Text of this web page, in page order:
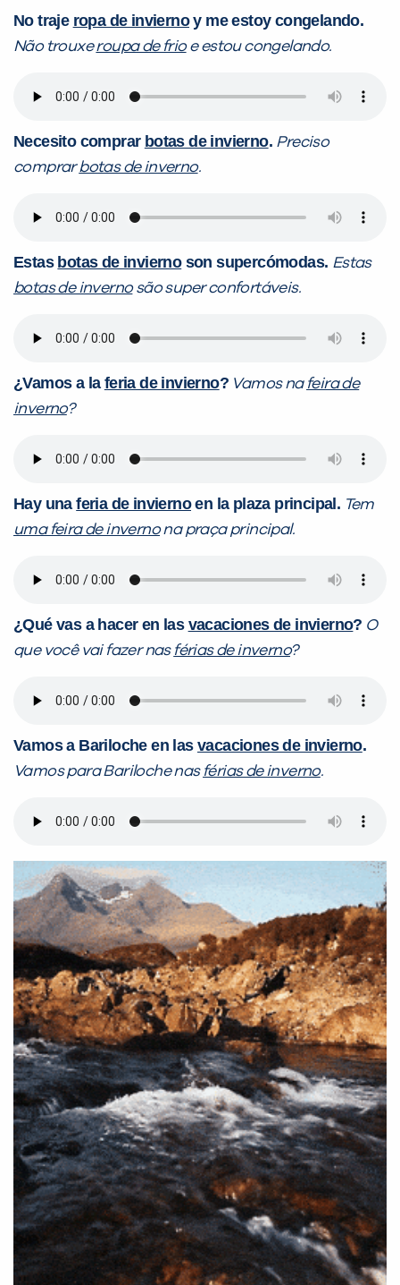
No traje ropa de inviernoy me estoy congelando.
Não trouxeroupa de frioe estou congelando.
Necesito comprar botas de invierno. Preciso
comprarbotas de inverno.
Estas botas de inviernoson supercómodas. Estas
botas de invernosão super confortáveis.
¿Vamos a la feria de invierno? Vamos na feira de
inverno?
Hay unaferia de inviernoen la plaza principal. Tem
uma feira de invernona praça principal.
¿Qué vas a hacer en las vacaciones de invierno? O
que você vai fazer nas férias de inverno?
Vamos a Bariloche en las vacaciones de invierno.
Vamos para Bariloche nas férias de inverno.